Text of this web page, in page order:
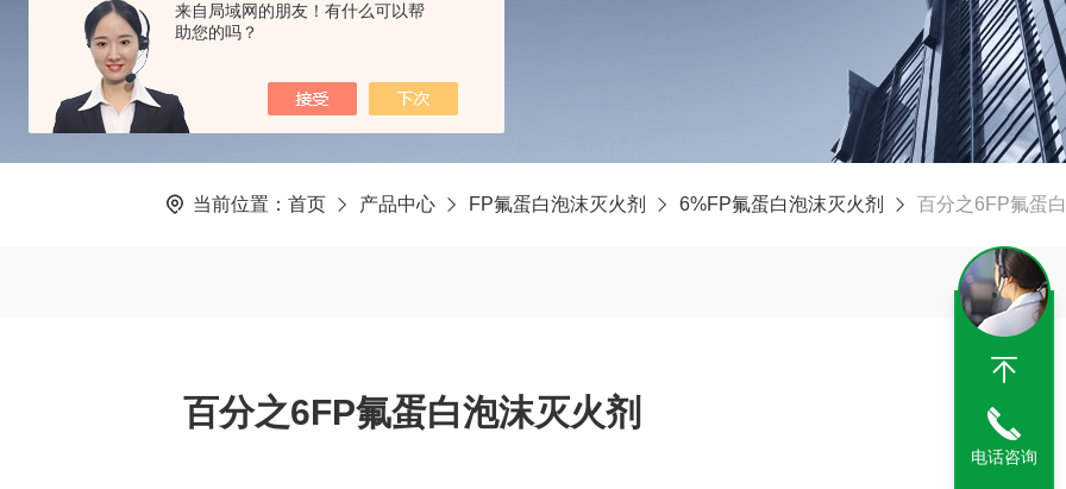
来自局域网的朋友！有什么可以帮
助您的吗？
当前位置： 首页 产品中心 FP氟蛋白泡沫灭火剂 6%FP氟蛋白泡沫灭火剂 百分之6FP氟蛋
百分之6FP氟蛋白泡沫灭火剂
电话咨询